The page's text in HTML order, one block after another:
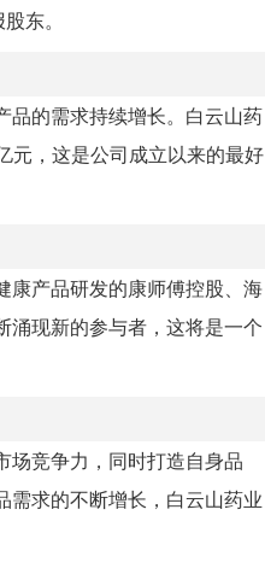
东。
品的需求持续增长。白云山药
元，这是公司成立以来的最好
康产品研发的康师傅控股、海
涌现新的参与者，这将是一个
场竞争力，同时打造自身品
需求的不断增长，白云山药业